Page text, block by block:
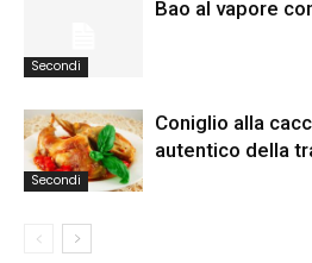
Secondi
Bao al vapore
Secondi
Coniglio alla
autentico della